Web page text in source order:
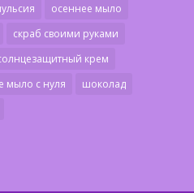
осеннее мыло
скраб своими руками
крем
мыло с нуля
шоколад